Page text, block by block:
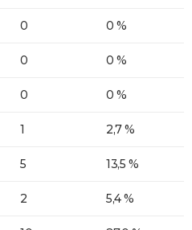
0 0 %
0 0 %
0 0 %
1 2,7 %
5 13,5 %
2 5,4 %